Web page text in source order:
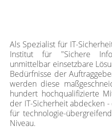
Als Spezialist für IT-
Institut für "Sichere
unmittelbar einsetzbare
Bedürfnisse der
werden diese
hundert hochqualifizierte
der IT-Sicherheit abdecken
für technologie-
Niveau.